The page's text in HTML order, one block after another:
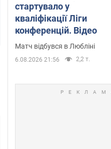
стартувало у
кваліфікації Ліги
конференцій. Відео
Матч відбувся в Любліні
6.08.2026 21:56 2,2 т.